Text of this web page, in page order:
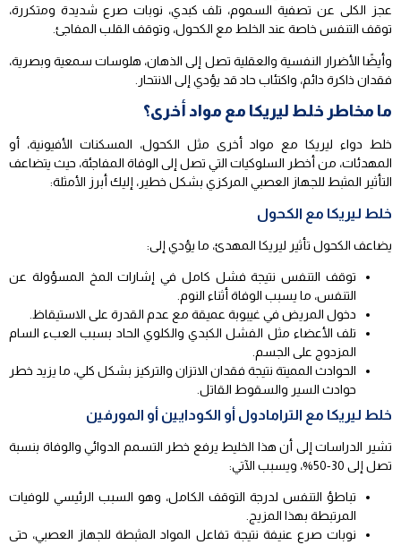
عجز الكلى عن تصفية السموم، تلف كبدي، نوبات صرع شديدة ومتكررة،
توقف التنفس خاصة عند الخلط مع الكحول، وتوقف القلب المفاجئ.
وأيضًا الأضرار النفسية والعقلية تصل إلى الذهان، هلوسات سمعية وبصرية،
فقدان ذاكرة دائم، واكتئاب حاد قد يؤدي إلى الانتحار.
ما مخاطر خلط ليريكا مع مواد أخرى؟
خلط دواء ليريكا مع مواد أخرى مثل الكحول، المسكنات الأفيونية، أو
المهدئات، من أخطر السلوكيات التي تصل إلى الوفاة المفاجئة، حيث يتضاعف
التأثير المثبط للجهاز العصبي المركزي بشكل خطير، إليك أبرز الأمثلة:
خلط ليريكا مع الكحول
يضاعف الكحول تأثير ليريكا المهدئ، ما يؤدي إلى:
توقف التنفس نتيجة فشل كامل في إشارات المخ المسؤولة عن
التنفس، ما يسبب الوفاة أثناء النوم.
دخول المريض في غيبوبة عميقة مع عدم القدرة على الاستيقاظ.
تلف الأعضاء مثل الفشل الكبدي والكلوي الحاد بسبب العبء السام
المزدوج على الجسم.
الحوادث المميتة نتيجة فقدان الاتزان والتركيز بشكل كلي، ما يزيد خطر
حوادث السير والسقوط القاتل.
خلط ليريكا مع الترامادول أو الكودايين أو المورفين
تشير الدراسات إلى أن هذا الخليط يرفع خطر التسمم الدوائي والوفاة بنسبة
تصل إلى 30-50%، ويسبب الآتي:
تباطؤ التنفس لدرجة التوقف الكامل، وهو السبب الرئيسي للوفيات
المرتبطة بهذا المزيج.
نوبات صرع عنيفة نتيجة تفاعل المواد المثبطة للجهاز العصبي، حتى